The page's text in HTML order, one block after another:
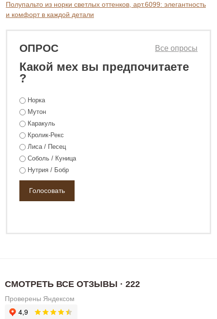
Полупальто из норки светлых оттенков, арт.6099: элегантность
и комфорт в каждой детали
ОПРОС
Какой мех вы предпочитаете
?
Все опросы
Норка
Мутон
Каракуль
Кролик-Рекс
Лиса / Песец
Соболь / Куница
Нутрия / Бобр
СМОТРЕТЬ ВСЕ ОТЗЫВЫ · 222
Проверены Яндексом